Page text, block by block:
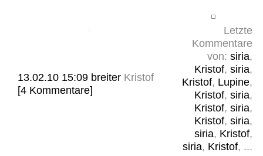
Letzte
Kommentare
von: siria,
Kristof, siria,
Kristof, Lupine,
Kristof, siria,
Kristof, siria,
Kristof, siria,
siria, Kristof,
siria, Kristof, ...
13.02.10 15:09 breiter Kristof
[4 Kommentare]